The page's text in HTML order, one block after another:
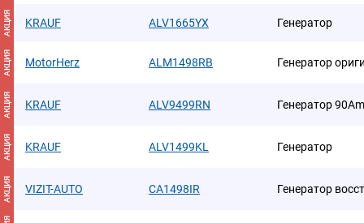
АКЦИЯ KRAUF ALV1665YX Генератор
АКЦИЯ MotorHerz ALM1498RB Генератор
АКЦИЯ KRAUF ALV9499RN Генератор
АКЦИЯ KRAUF ALV1499KL Генератор
АКЦИЯ VIZIT-AUTO CA1498IR Генератор